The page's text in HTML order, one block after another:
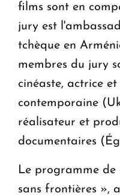
films sont en
jury est
tchèque en
membres du jury
cinéaste, actrice et
contemporaine
réalisateur et
documentaires
Le programme
sans frontières »,